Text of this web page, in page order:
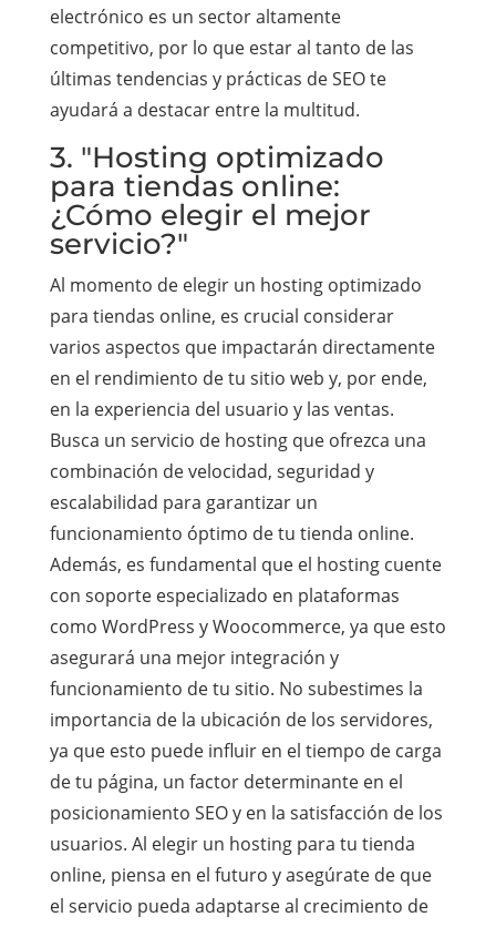
electrónico es un sector altamente
competitivo, por lo que estar al tanto de las
últimas tendencias y prácticas de SEO te
ayudará a destacar entre la multitud.
3. "Hosting optimizado
para tiendas online:
¿Cómo elegir el mejor
servicio?"
Al momento de elegir un hosting optimizado
para tiendas online, es crucial considerar
varios aspectos que impactarán directamente
en el rendimiento de tu sitio web y, por ende,
en la experiencia del usuario y las ventas.
Busca un servicio de hosting que ofrezca una
combinación de velocidad, seguridad y
escalabilidad para garantizar un
funcionamiento óptimo de tu tienda online.
Además, es fundamental que el hosting cuente
con soporte especializado en plataformas
como WordPress y Woocommerce, ya que esto
asegurará una mejor integración y
funcionamiento de tu sitio. No subestimes la
importancia de la ubicación de los servidores,
ya que esto puede influir en el tiempo de carga
de tu página, un factor determinante en el
posicionamiento SEO y en la satisfacción de los
usuarios. Al elegir un hosting para tu tienda
online, piensa en el futuro y asegúrate de que
el servicio pueda adaptarse al crecimiento de